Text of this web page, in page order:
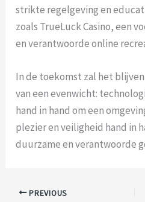
strikte regelgeving en
zoals TrueLuck Casino, een
en verantwoorde online
In de toekomst zal het
van een evenwicht:
hand in hand om een
plezier en veiligheid hand in
duurzame en verantwoorde
PREVIOUS